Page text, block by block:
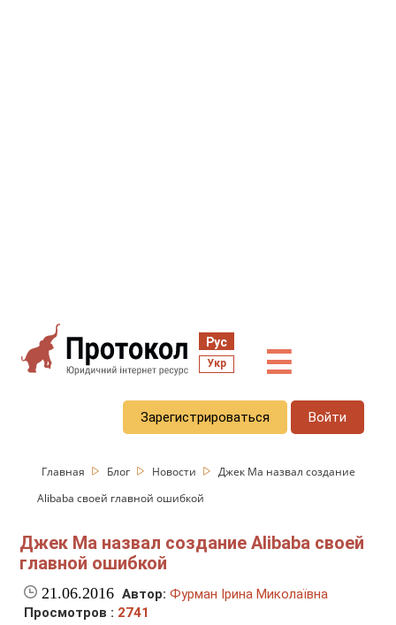
Рус
Укр ☰
Зарегистрироваться Войти
Главная Блог Новости
Джек Ма назвал создание
Alibaba своей главной ошибкой
Джек Ма назвал создание Alibaba своей
главной ошибкой
21.06.2016 Автор: Фурман Ірина Миколаївна
Просмотров : 2741